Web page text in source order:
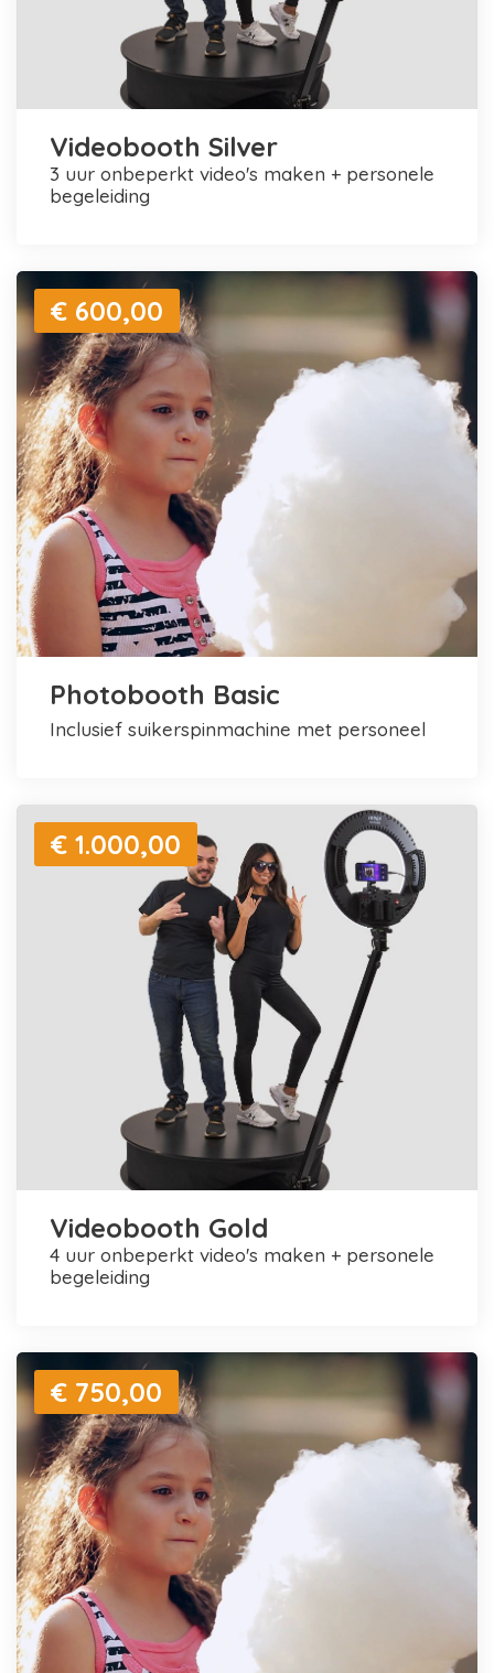
Videobooth Silver
3 uur onbeperkt video's maken + personele
begeleiding
€ 600,00
Photobooth Basic
inclusief suikerspinmachine met personeel
€ 1.000,00
Videobooth Gold
4 uur onbeperkt video's maken + personele
begeleiding
€ 750,00